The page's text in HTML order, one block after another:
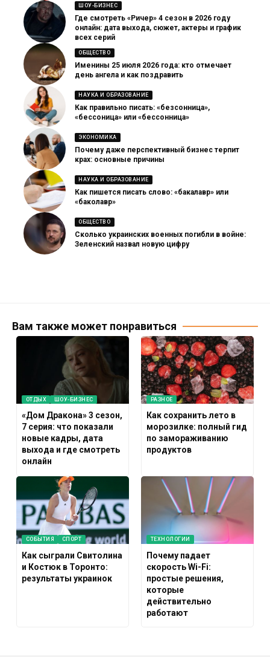
ШОУ-БИЗНЕС
Где смотреть «Ричер» 4 сезон в 2026 году
онлайн: дата выхода, сюжет, актеры и график
всех серий
ОБЩЕСТВО
Именины 25 июля 2026 года: кто отмечает
день ангела и как поздравить
НАУКА И ОБРАЗОВАНИЕ
Как правильно писать: «безсонница»,
«бессоница» или «бессонница»
ЭКОНОМИКА
Почему даже перспективный бизнес терпит
крах: основные причины
НАУКА И ОБРАЗОВАНИЕ
Как пишется писать слово: «бакалавр» или
«баколавр»
ОБЩЕСТВО
Сколько украинских военных погибли в войне:
Зеленский назвал новую цифру
Вам также может понравиться
ОТДЫХ ШОУ-БИЗНЕС
«Дом Дракона» 3 сезон,
7 серия: что показали
новые кадры, дата
выхода и где смотреть
онлайн
РАЗНОЕ
Как сохранить лето в
морозилке: полный гид
по замораживанию
продуктов
СОБЫТИЯ СПОРТ
Как сыграли Свитолина
и Костюк в Торонто:
результаты украинок
ТЕХНОЛОГИИ
Почему падает
скорость Wi-Fi:
простые решения,
которые
действительно
работают